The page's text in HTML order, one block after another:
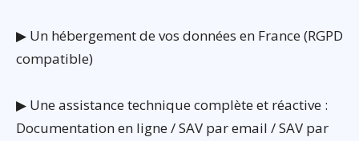
▶ Un hébergement de vos données en France (RGPD
compatible)
▶ Une assistance technique complète et réactive :
Documentation en ligne / SAV par email / SAV par